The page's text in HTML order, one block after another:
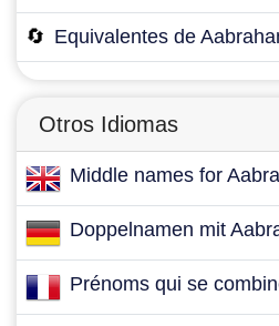
🔄 Equivalentes de
Otros Idiomas
Middle names for
Doppelnamen mit
Prénoms qui se